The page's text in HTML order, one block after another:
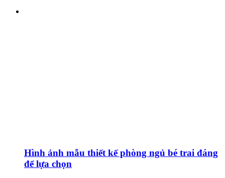
Hình ảnh mẫu thiết kế phòng ngủ bé trai đáng
để lựa chọn